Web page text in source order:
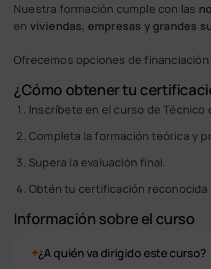
Nuestra formación cumple con las
en viviendas, empresas y grandes
Ofrecemos opciones de
¿Cómo obtener tu
Inscríbete en el curso de Técnico
Completa la formación teórica y
Supera la evaluación final.
Obtén tu certificación
Información sobre el curso
¿A quién va dirigido este curso?